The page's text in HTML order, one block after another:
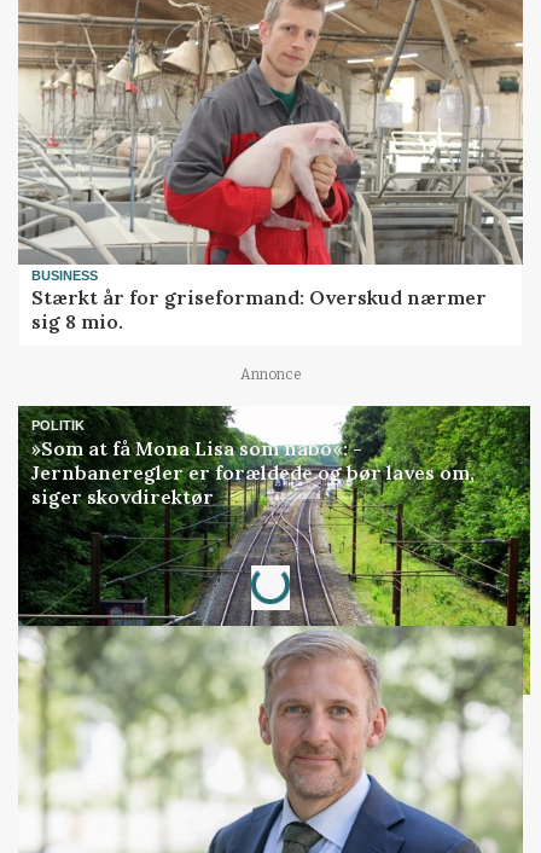
BUSINESS
Stærkt år for griseformand: Overskud nærmer
sig 8 mio.
Annonce
POLITIK
»Som at få Mona Lisa som nabo«: -
Jernbaneregler er forældede og bør laves om,
siger skovdirektør
Annonce
Loading...